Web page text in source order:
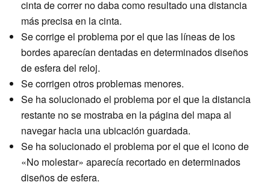
cinta de correr no daba como resultado una distancia
más precisa en la cinta.
Se corrige el problema por el que las líneas de los
bordes aparecían dentadas en determinados diseños
de esfera del reloj.
Se corrigen otros problemas menores.
Se ha solucionado el problema por el que la distancia
restante no se mostraba en la página del mapa al
navegar hacia una ubicación guardada.
Se ha solucionado el problema por el que el icono de
«No molestar» aparecía recortado en determinados
diseños de esfera.